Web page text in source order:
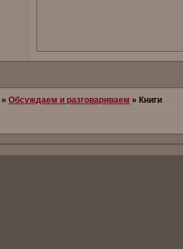
»Обсуждаем и разговариваем » Книги